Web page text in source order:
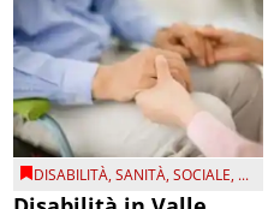
DISABILITÀ,SANITÀ,SOCIALE, ...